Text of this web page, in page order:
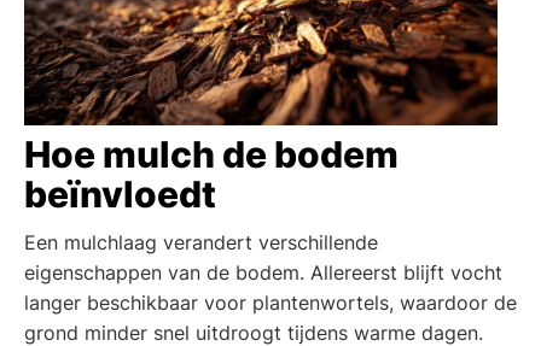
Hoe mulch de bodem
beïnvloedt
Een mulchlaag verandert verschillende
eigenschappen van de bodem. Allereerst blijft vocht
langer beschikbaar voor plantenwortels, waardoor de
grond minder snel uitdroogt tijdens warme dagen.